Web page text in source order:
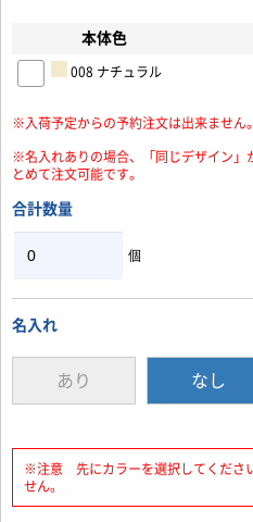
本体色
008 ナチュラル
※入荷予定からの予約注文は出来ません。
※名入れありの場合、「同じデザイン」
とめて注文可能です。
合計数量
個
名入れ
あり なし
※注意 先にカラーを選択してくださ
せん。
お買い物を続ける